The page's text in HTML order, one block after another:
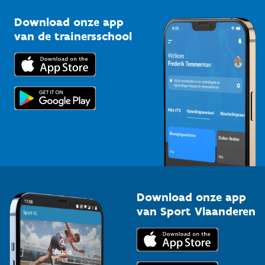
Bedrijven
Trainers en begeleiders
Topsporters
Kennisplatform
Downloads
Voor de pers
Download onze app
van de trainersschool
Download onze app
van Sport Vlaanderen